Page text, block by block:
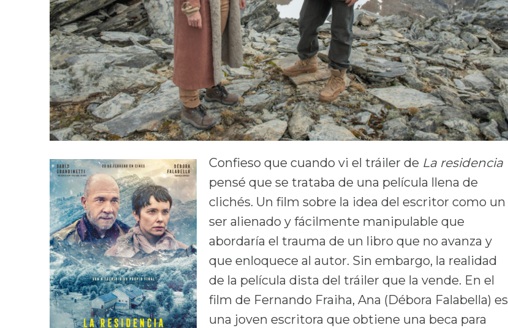
Confieso que cuando vi el tráiler de La residencia
pensé que se trataba de una película llena de
clichés. Un film sobre la idea del escritor como un
ser alienado y fácilmente manipulable que
abordaría el trauma de un libro que no avanza y
que enloquece al autor. Sin embargo, la realidad
de la película dista del tráiler que la vende. En el
film de Fernando Fraiha, Ana (Débora Falabella) es
una joven escritora que obtiene una beca para